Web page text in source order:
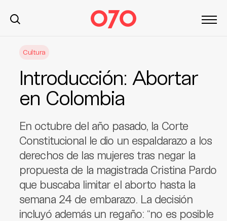
Cultura
Introducción: Abortar
en Colombia
En octubre del año pasado, la Corte
Constitucional le dio un espaldarazo a los
derechos de las mujeres tras negar la
propuesta de la magistrada Cristina Pardo
que buscaba limitar el aborto hasta la
semana 24 de embarazo. La decisión
incluyó además un regaño: “no es posible